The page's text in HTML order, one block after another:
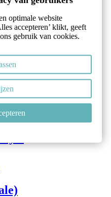
(sale)
(sale)
optimale website
accepteren’ klikt, geeft
gebruik van cookies.